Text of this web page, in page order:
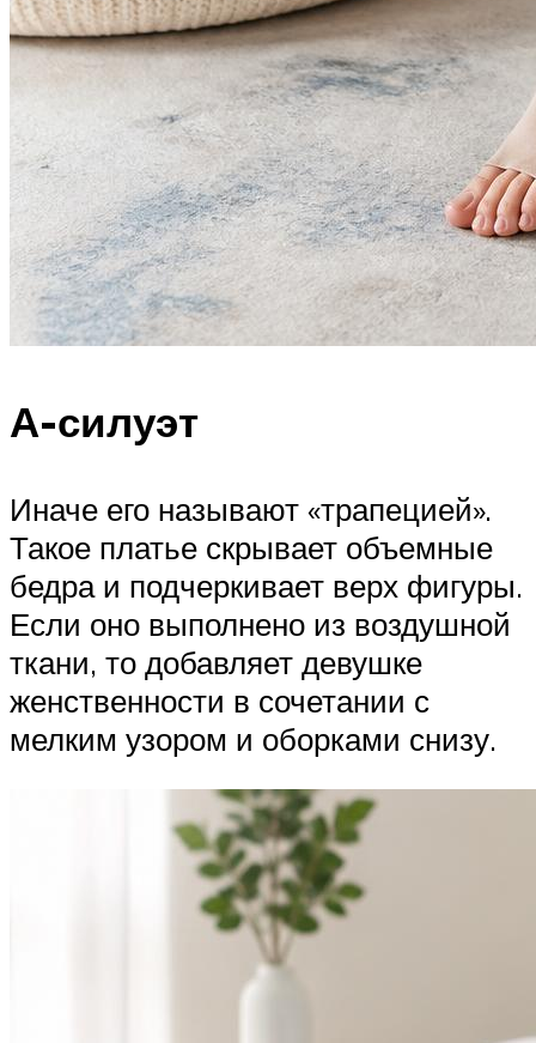
А-силуэт
Иначе его называют «трапецией».
Такое платье скрывает объемные
бедра и подчеркивает верх фигуры.
Если оно выполнено из воздушной
ткани, то добавляет девушке
женственности в сочетании с
мелким узором и оборками снизу.